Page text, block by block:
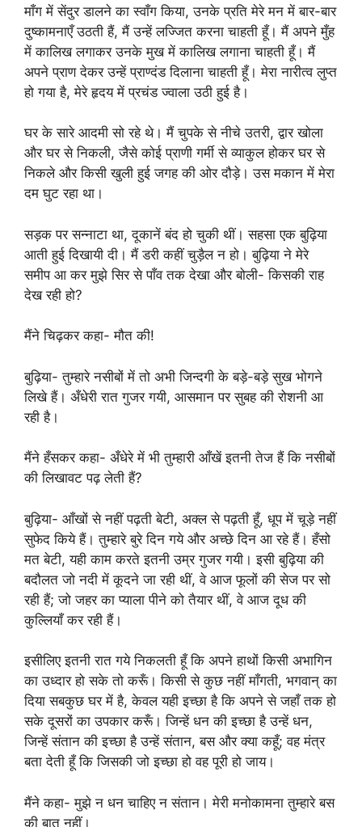
माँग में सेंदुर डालने का स्वाँग किया, उनके प्रति मेरे मन में बार-बार
दुष्कामनाएँ उठती हैं, मैं उन्हें लज्जित करना चाहती हूँ। मैं अपने मुँह
में कालिख लगाकर उनके मुख में कालिख लगाना चाहती हूँ। मैं
अपने प्राण देकर उन्हें प्राण्दंड दिलाना चाहती हूँ। मेरा नारीत्व लुप्त
हो गया है, मेरे हृदय में प्रचंड ज्वाला उठी हुई है।
घर के सारे आदमी सो रहे थे। मैं चुपके से नीचे उतरी, द्वार खोला
और घर से निकली, जैसे कोई प्राणी गर्मी से व्याकुल होकर घर से
निकले और किसी खुली हुई जगह की ओर दौड़े। उस मकान में मेरा
दम घुट रहा था।
सड़क पर सन्नाटा था, दूकानें बंद हो चुकी थीं। सहसा एक बुढ़िया
आती हुई दिखायी दी। मैं डरी कहीं चुड़ैल न हो। बुढ़िया ने मेरे
समीप आ कर मुझे सिर से पाँव तक देखा और बोली- किसकी राह
देख रही हो?
मैंने चिढ़कर कहा- मौत की!
बुढ़िया- तुम्हारे नसीबों में तो अभी जिन्दगी के बड़े-बड़े सुख भोगने
लिखे हैं। अँधेरी रात गुजर गयी, आसमान पर सुबह की रोशनी आ
रही है।
मैंने हँसकर कहा- अँधेरे में भी तुम्हारी आँखें इतनी तेज हैं कि नसीबों
की लिखावट पढ़ लेती हैं?
बुढ़िया- आँखों से नहीं पढ़ती बेटी, अक्ल से पढ़ती हूँ, धूप में चूड़े नहीं
सुफेद किये हैं। तुम्हारे बुरे दिन गये और अच्छे दिन आ रहे हैं। हँसो
मत बेटी, यही काम करते इतनी उम्र गुजर गयी। इसी बुढ़िया की
बदौलत जो नदी में कूदने जा रही थीं, वे आज फूलों की सेज पर सो
रही हैं; जो जहर का प्याला पीने को तैयार थीं, वे आज दूध की
कुल्लियाँ कर रही हैं।
इसीलिए इतनी रात गये निकलती हूँ कि अपने हाथों किसी अभागिन
का उध्दार हो सके तो करूँ। किसी से कुछ नहीं माँगती, भगवान् का
दिया सबकुछ घर में है, केवल यही इच्छा है कि अपने से जहाँ तक हो
सके दूसरों का उपकार करूँ। जिन्हें धन की इच्छा है उन्हें धन,
जिन्हें संतान की इच्छा है उन्हें संतान, बस और क्या कहूँ; वह मंत्र
बता देती हूँ कि जिसकी जो इच्छा हो वह पूरी हो जाय।
मैंने कहा- मुझे न धन चाहिए न संतान। मेरी मनोकामना तुम्हारे बस
की बात नहीं।